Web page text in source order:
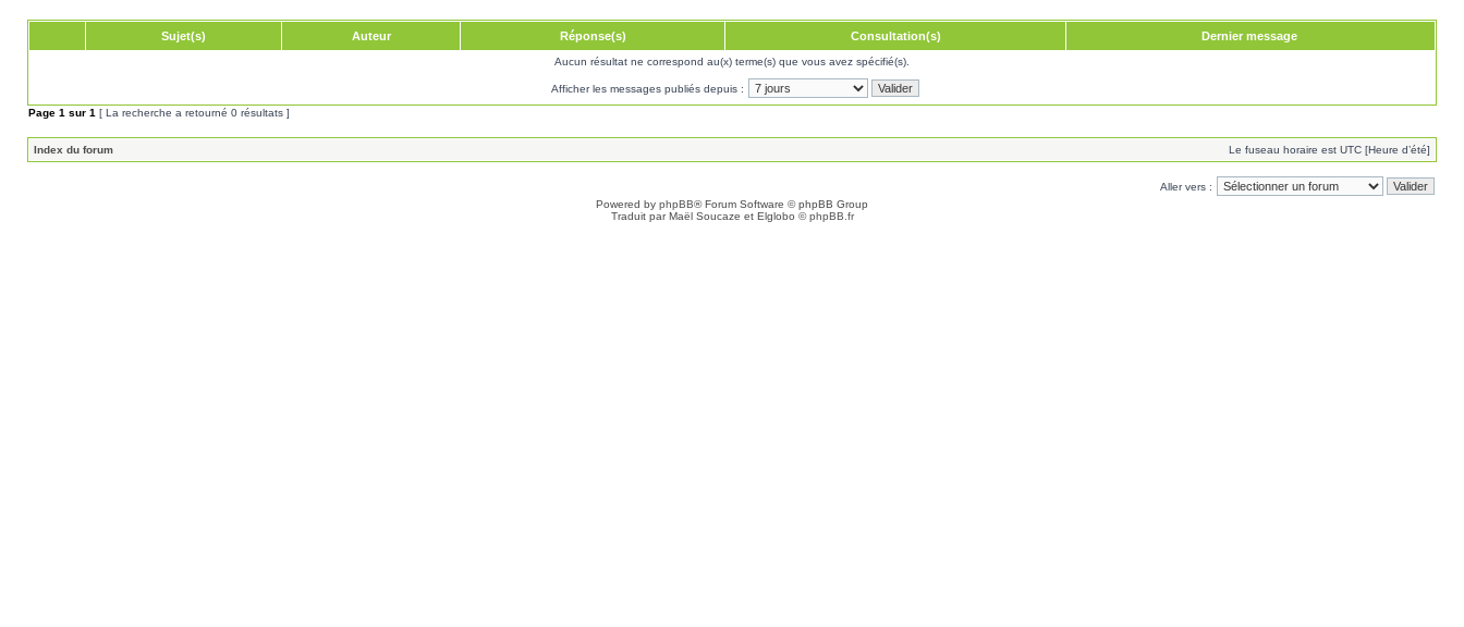
Sujet(s) Auteur Réponse(s) Consultation(s) Dernier message
Aucun résultat ne correspond au(x) terme(s) que vous avez spécifié(s).
Afficher les messages publiés depuis :
Page 1 sur 1 [ La recherche a retourné 0 résultats ]
Index du forum Le fuseau horaire est UTC [Heure d’été]
Aller vers :
Powered by phpBB® Forum Software © phpBB Group
Traduit par Maël Soucaze et Elglobo ©phpBB.fr